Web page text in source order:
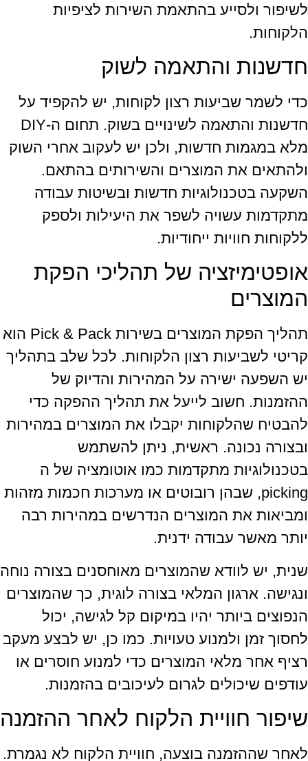
לשיפור ולסייע בהתאמת השירות לציפיות
הלקוחות.
חדשנות והתאמה לשוק
כדי לשמר שביעות רצון לקוחות, יש להקפיד על
חדשנות והתאמה לשינויים בשוק. תחום ה-DIY
מלא במגמות חדשות, ולכן יש לעקוב אחרי השוק
ולהתאים את המוצרים והשירותים בהתאם.
השקעה בטכנולוגיות חדשות ובשיטות עבודה
מתקדמות עשויה לשפר את היעילות ולספק
ללקוחות חוויות ייחודיות.
אופטימיזציה של תהליכי הפקת
המוצרים
תהליך הפקת המוצרים בשירות Pick & Pack הוא
קריטי לשביעות רצון הלקוחות. לכל שלב בתהליך
יש השפעה ישירה על המהירות והדיוק של
ההזמנות. חשוב לייעל את תהליך ההפקה כדי
להבטיח שהלקוחות יקבלו את המוצרים במהירות
ובצורה נכונה. ראשית, ניתן להשתמש
בטכנולוגיות מתקדמות כמו אוטומציה של ה
picking, שבהן רובוטים או מערכות חכמות מזהות
ומביאות את המוצרים הנדרשים במהירות רבה
יותר מאשר עבודה ידנית.
שנית, יש לוודא שהמוצרים מאוחסנים בצורה נוחה
ונגישה. ארגון המלאי בצורה לוגית, כך שהמוצרים
הנפוצים ביותר יהיו במיקום קל לגישה, יכול
לחסוך זמן ולמנוע טעויות. כמו כן, יש לבצע מעקב
רציף אחר מלאי המוצרים כדי למנוע חוסרים או
עודפים שיכולים לגרום לעיכובים בהזמנות.
שיפור חוויית הלקוח לאחר ההזמנה
לאחר שההזמנה בוצעה, חוויית הלקוח לא נגמרת.